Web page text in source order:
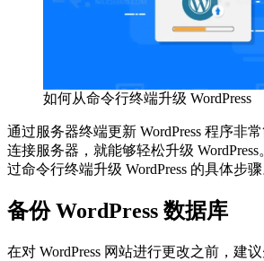
如何从命令行终端升级 WordPress
通过服务器终端更新 WordPress 程序非
连接服务器，就能够轻松升级
过命令行终端升级 WordPress 的具体步骤
备份 WordPress 数据库
在对 WordPress 网站进行更改之前，建